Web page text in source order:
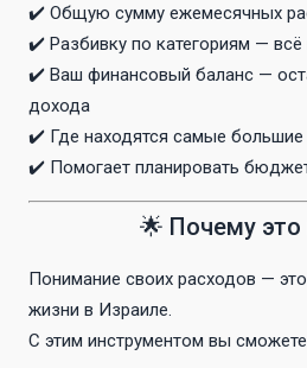
✔️ Общую сумму ежемесячных
✔️ Разбивку по категориям —
✔️ Ваш финансовый баланс —
дохода
✔️ Где находятся самые большие
✔️ Помогает планировать
🌟 Почему
Понимание своих расходов —
жизни в Израиле.
С этим инструментом вы